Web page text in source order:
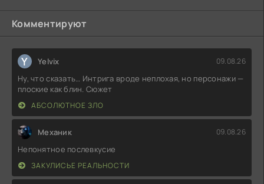
Комментируют
Y Yelvix 09.08.26
Ну, что сказать… Интрига вроде неплохая, но персонажи —
плоские как блин. Сюжет
АБСОЛЮТНОЕ ЗЛО
Механик 09.08.26
Непонятное послевкусие
ЗАКУЛИСЬЕ РЕАЛЬНОСТИ